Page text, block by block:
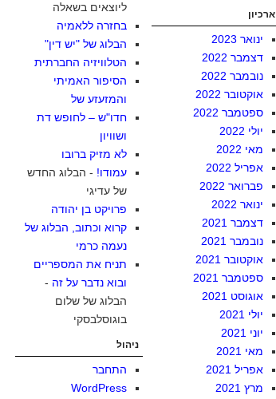
ארכיון
ינואר 2023
דצמבר 2022
נובמבר 2022
אוקטובר 2022
ספטמבר 2022
יולי 2022
מאי 2022
אפריל 2022
פברואר 2022
ינואר 2022
דצמבר 2021
נובמבר 2021
אוקטובר 2021
ספטמבר 2021
אוגוסט 2021
יולי 2021
יוני 2021
מאי 2021
אפריל 2021
מרץ 2021
ליוצאים בשאלה
בחזרה ללאמיה
הבלוג של "יש דין"
הטלוויזיה החברתית
הסיפור האמיתי
והמזעזע של
חדו"ש – לחופש דת
ושוויון
לא מזיק ברובו
עמודו! - הבלוג החדש
של עדיגי
פרויקט בן יהודה
קרוא וכתוב, הבלוג של
נעמה כרמי
תניח את המספריים
ובוא נדבר על זה -
הבלוג של שלום
בוגוסלבסקי
ניהול
התחבר
WordPress